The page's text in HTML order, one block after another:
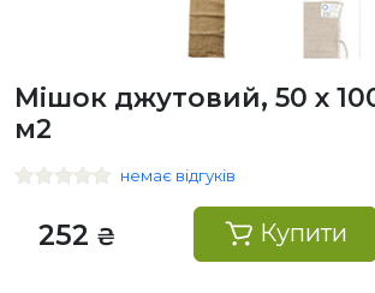
Мішок джутовий, 50 х
м2
немає відгуків
252 ₴ Купити